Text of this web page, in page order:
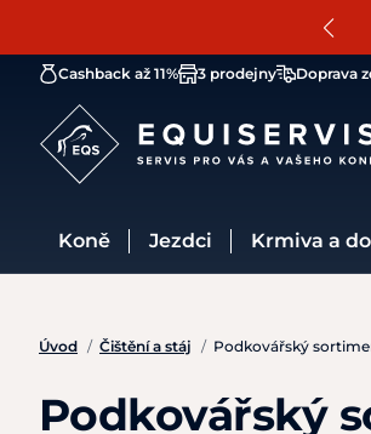
Cashback až 11% 3 prodejny Doprava
Koně Jezdci Krmiva a
Úvod / Čištění a stáj / Podkovářský
Podkovářský